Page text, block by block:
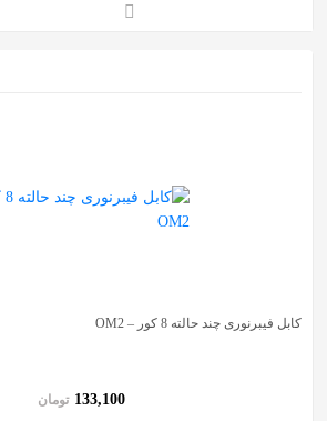
کابل فیبرنوری چند حالته 8 کور – OM2
تومان 133,100